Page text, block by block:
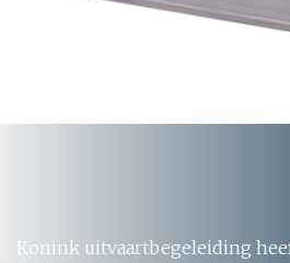
Konink uitvaartbegeleiding